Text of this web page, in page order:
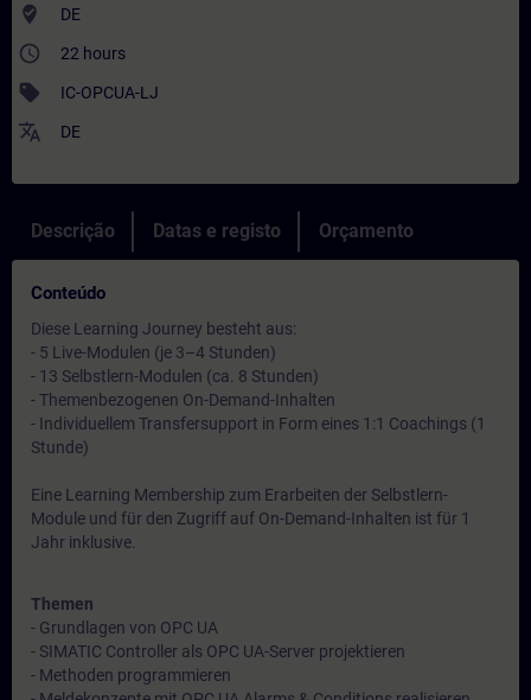
where_to_vote DE
access_time 22 hours
sell IC-OPCUA-LJ
translate DE
Descrição Datas e registo Orçamento
Conteúdo
Diese Learning Journey besteht aus:
- 5 Live-Modulen (je 3–4 Stunden)
- 13 Selbstlern-Modulen (ca. 8 Stunden)
- Themenbezogenen On-Demand-Inhalten
- Individuellem Transfersupport in Form eines 1:1 Coachings (1
Stunde)
Eine Learning Membership zum Erarbeiten der Selbstlern-
Module und für den Zugriff auf On-Demand-Inhalten ist für 1
Jahr inklusive.
Themen
- Grundlagen von OPC UA
- SIMATIC Controller als OPC UA-Server projektieren
- Methoden programmieren